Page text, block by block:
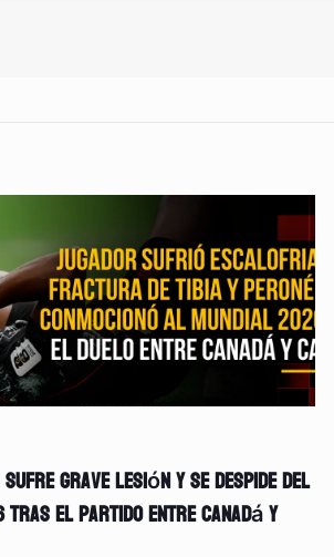
grave lesión y se despide del
tras el partido entre Canadá y